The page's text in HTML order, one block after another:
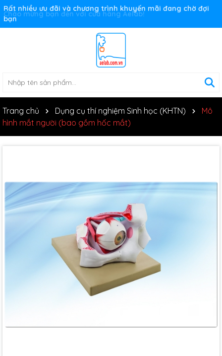
Rất nhiều ưu đãi và chương trình khuyến mãi đang chờ đợi
bạn
Trang chủ Dụng cụ thí nghiệm Sinh học (KHTN)
Mô
hình mắt người (bao gồm hốc mắt)